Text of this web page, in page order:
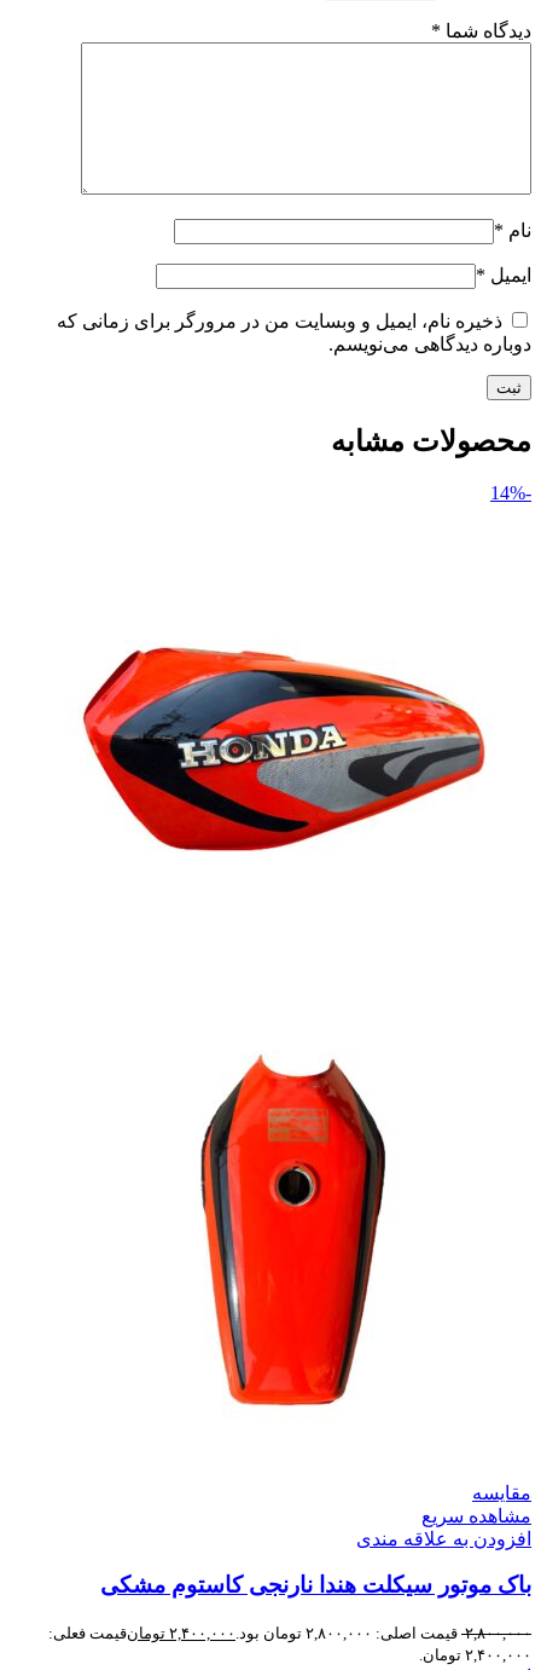
دیدگاه شما *
نام *
ایمیل *
ذخیره نام، ایمیل و وبسایت من در مرورگر برای زمانی که
دوباره دیدگاهی می‌نویسم.
محصولات مشابه
-14%
مقایسه
مشاهده سریع
افزودن به علاقه مندی
باک موتور سیکلت هندا نارنجی کاستوم مشکی
۲,۸۰۰,۰۰۰ قیمت اصلی: ۲,۸۰۰,۰۰۰ تومان بود. ۲,۴۰۰,۰۰۰ تومانقیمت فعلی:
۲,۴۰۰,۰۰۰ تومان.